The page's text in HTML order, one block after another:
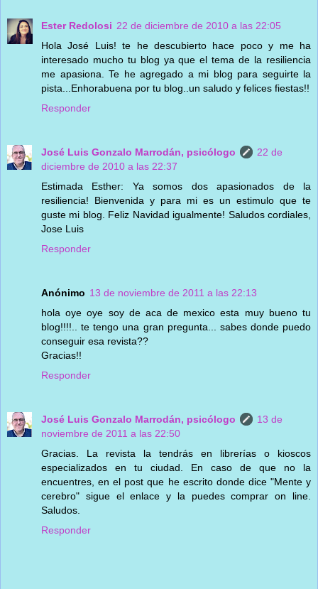
Ester Redolosi 22 de diciembre de 2010 a las 22:05
Hola José Luis! te he descubierto hace poco y me ha
interesado mucho tu blog ya que el tema de la resiliencia
me apasiona. Te he agregado a mi blog para seguirte la
pista...Enhorabuena por tu blog..un saludo y felices fiestas!!
Responder
José Luis Gonzalo Marrodán, psicólogo
22 de
diciembre de 2010 a las 22:37
Estimada Esther: Ya somos dos apasionados de la
resiliencia! Bienvenida y para mi es un estimulo que te
guste mi blog. Feliz Navidad igualmente! Saludos cordiales,
Jose Luis
Responder
Anónimo 13 de noviembre de 2011 a las 22:13
hola oye oye soy de aca de mexico esta muy bueno tu
blog!!!!.. te tengo una gran pregunta... sabes donde puedo
conseguir esa revista??
Gracias!!
Responder
José Luis Gonzalo Marrodán, psicólogo
13 de
noviembre de 2011 a las 22:50
Gracias. La revista la tendrás en librerías o kioscos
especializados en tu ciudad. En caso de que no la
encuentres, en el post que he escrito donde dice "Mente y
cerebro" sigue el enlace y la puedes comprar on line.
Saludos.
Responder